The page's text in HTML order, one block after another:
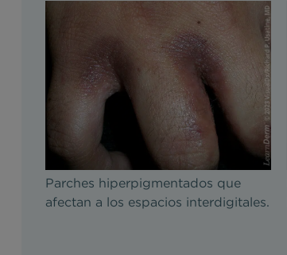
Parches hiperpigmentados que
afectan a los espacios interdigitales.